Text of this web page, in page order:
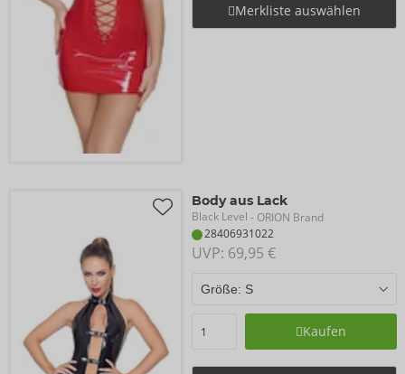
Merkliste auswählen
Body aus Lack
Black Level - ORION Brand
28406931022
UVP: 69,95 €
Kaufen